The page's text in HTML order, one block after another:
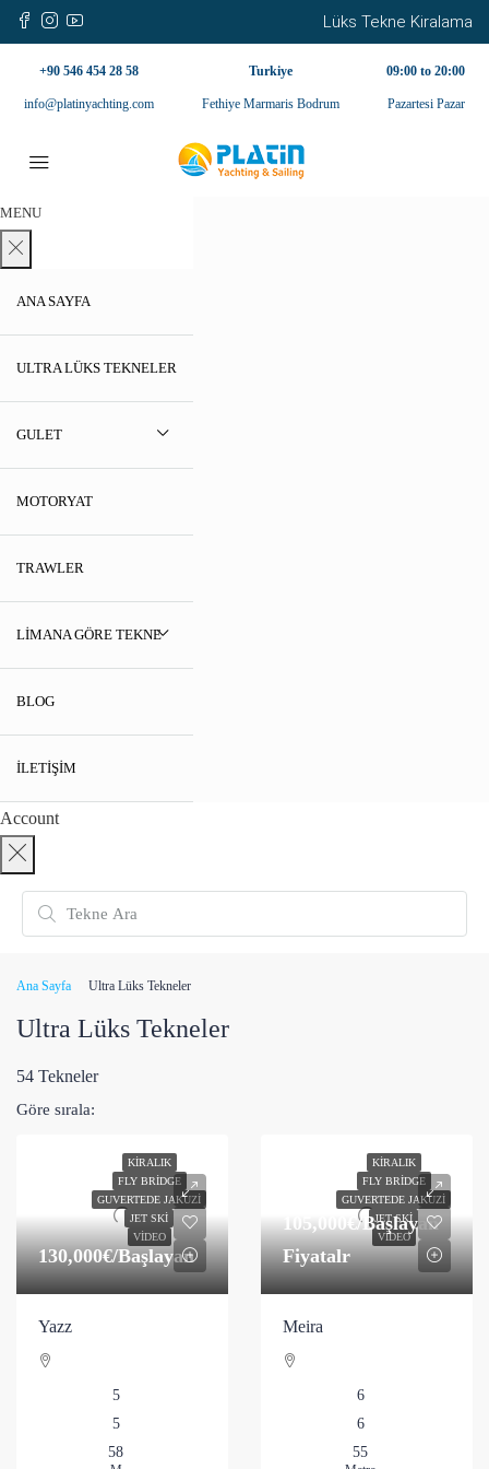
Lüks Tekne Kiralama
+90 546 454 28 58
info@platinyachting.com
Turkiye
Fethiye Marmaris Bodrum
09:00 to 20:00
Pazartesi Pazar
MENU
ANA SAYFA
ULTRA LÜKS TEKNELER
GULET
MOTORYAT
TRAWLER
LIMANA GÖRE TEKNE
BLOG
İLETIŞIM
Account
Ana Sayfa Ultra Lüks Tekneler
Ultra Lüks Tekneler
54 Tekneler
Göre sırala:
KIRALIK
FLY BRIDGE
GUVERTEDE JAKUZI
JET SKI
VIDEO
130,000€/Başlayan
Yazz
5
5
58
KIRALIK
FLY BRIDGE
GUVERTEDE JAKUZI
JET SKI
VIDEO
105,000€/Başlayan
Fiyatalr
Meira
6
6
55